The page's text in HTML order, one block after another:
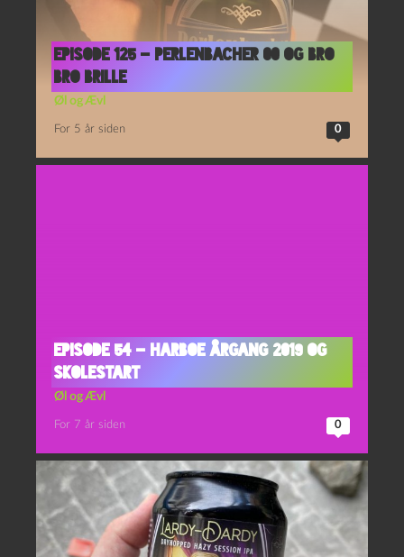
Episode 125 – Perlenbacher 00 og Bro
Bro Brille
Øl og Ævl
For 5 år siden 0
Episode 54 – Harboe Årgang 2019 og
Skolestart
Øl og Ævl
For 7 år siden 0